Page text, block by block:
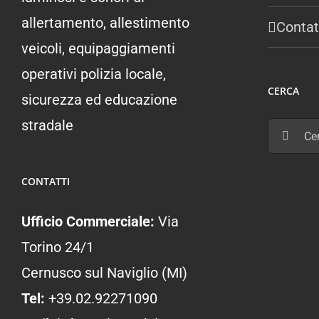
allertamento, allestimento
veicoli, equipaggiamenti
operativi polizia locale,
sicurezza ed educazione
stradale
CONTATTI
Ufficio Commerciale: Via
Torino 24/1
Cernusco sul Naviglio (MI)
Tel: +39.02.92271090
CERCA
Cerca
per: